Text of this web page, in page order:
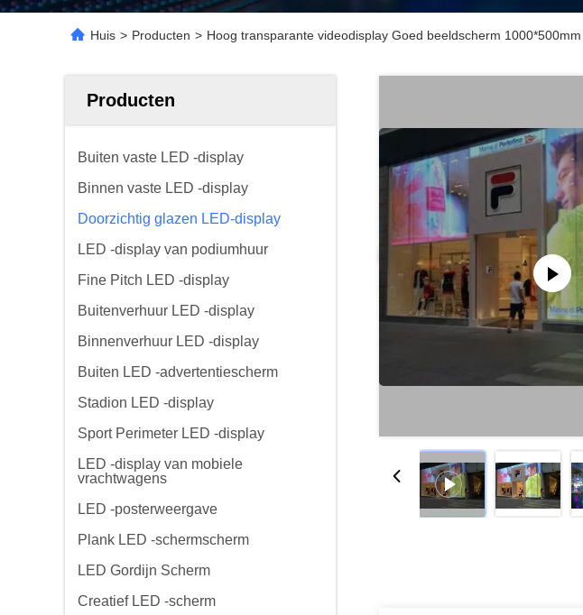
Huis > Producten > Hoog transparante videodisplay Goed beeldscherm
Producten
Buiten vaste LED -display
Binnen vaste LED -display
Doorzichtig glazen LED-display
LED -display van podiumhuur
Fine Pitch LED -display
Buitenverhuur LED -display
Binnenverhuur LED -display
Buiten LED -advertentiescherm
Stadion LED -display
Sport Perimeter LED -display
LED -display van mobiele
vrachtwagens
LED -posterweergave
Plank LED -schermscherm
LED Gordijn Scherm
Creatief LED -scherm